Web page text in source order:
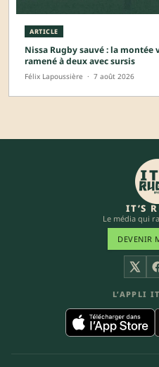
ARTICLE
Nissa Rugby sauvé : la
ramené à deux avec sursis
Félix Lapoussière · 7 août 2026
IT’S
Le média qui
DEVENIR
X
L’APPLI